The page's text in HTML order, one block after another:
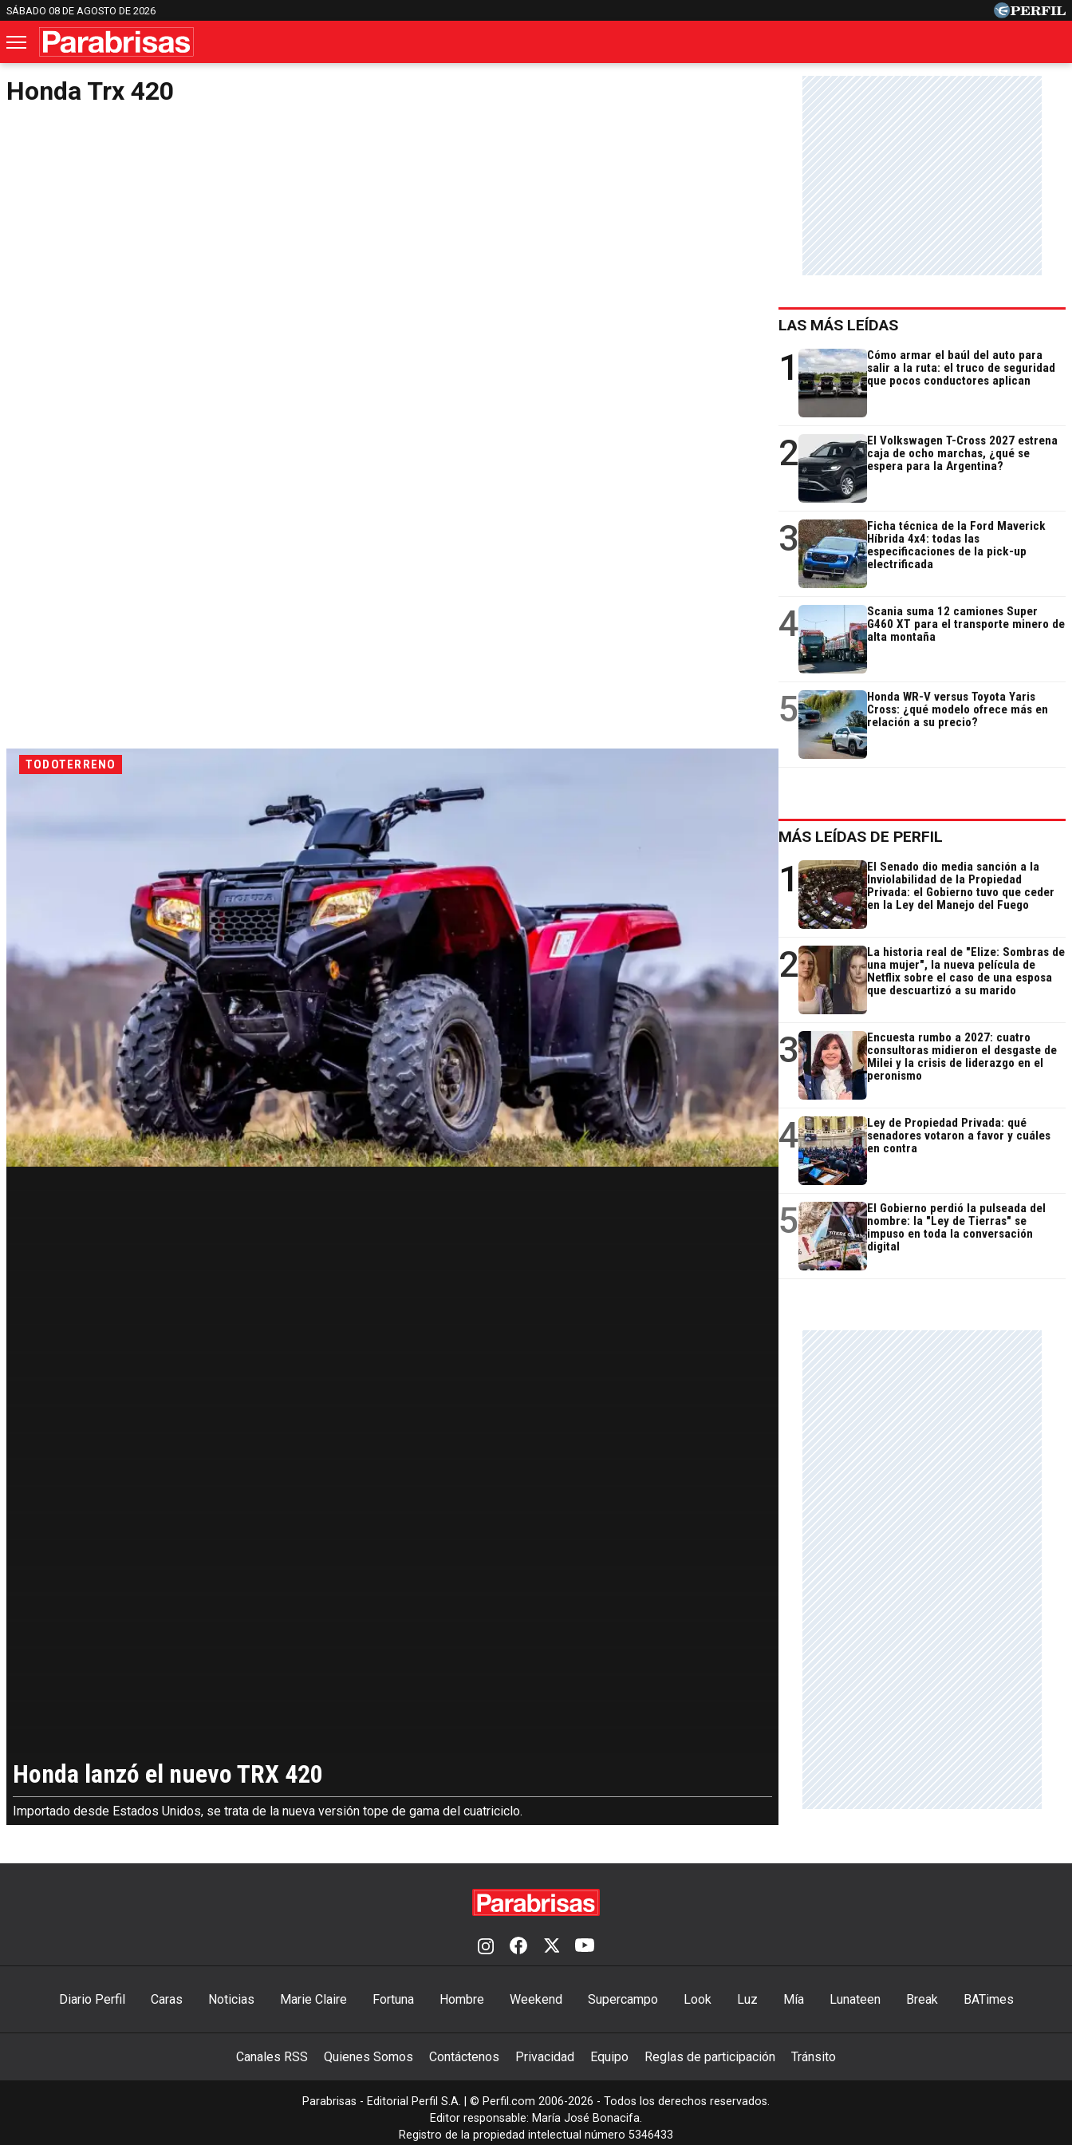
SÁBADO 08 DE AGOSTO DE 2026
Honda Trx 420
TODOTERRENO
Honda lanzó el nuevo TRX 420
Importado desde Estados Unidos, se trata de la nueva versión tope de gama del cuatriciclo.
LAS MÁS LEÍDAS
1
Cómo armar el baúl del auto para
salir a la ruta: el truco de seguridad
que pocos conductores aplican
2
El Volkswagen T-Cross 2027 estrena
caja de ocho marchas, ¿qué se
espera para la Argentina?
3
Ficha técnica de la Ford Maverick
Híbrida 4x4: todas las
especificaciones de la pick-up
electrificada
4
Scania suma 12 camiones Super
G460 XT para el transporte minero de
alta montaña
5
Honda WR-V versus Toyota Yaris
Cross: ¿qué modelo ofrece más en
relación a su precio?
MÁS LEÍDAS DE PERFIL
1
El Senado dio media sanción a la
Inviolabilidad de la Propiedad
Privada: el Gobierno tuvo que ceder
en la Ley del Manejo del Fuego
2
La historia real de "Elize: Sombras de
una mujer", la nueva película de
Netflix sobre el caso de una esposa
que descuartizó a su marido
3
Encuesta rumbo a 2027: cuatro
consultoras midieron el desgaste de
Milei y la crisis de liderazgo en el
peronismo
4
Ley de Propiedad Privada: qué
senadores votaron a favor y cuáles
en contra
5
El Gobierno perdió la pulseada del
nombre: la "Ley de Tierras" se
impuso en toda la conversación
digital
Diario Perfil Caras Noticias Marie Claire Fortuna Hombre Weekend Supercampo Look Luz Mía Lunateen Break BATimes
Canales RSS Quienes Somos Contáctenos Privacidad Equipo Reglas de participación Tránsito
Parabrisas - Editorial Perfil S.A. | © Perfil.com 2006-2026 - Todos los derechos reservados.
Editor responsable: María José Bonacifa.
Registro de la propiedad intelectual número 5346433